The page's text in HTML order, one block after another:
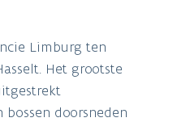
Limburg ten
Het grootste
doorsneden